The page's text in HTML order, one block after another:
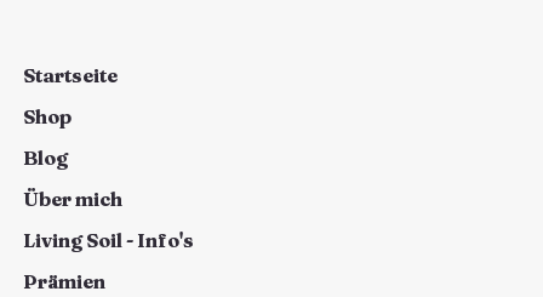
Startseite
Shop
Blog
Über mich
Living Soil - Info's
Prämien